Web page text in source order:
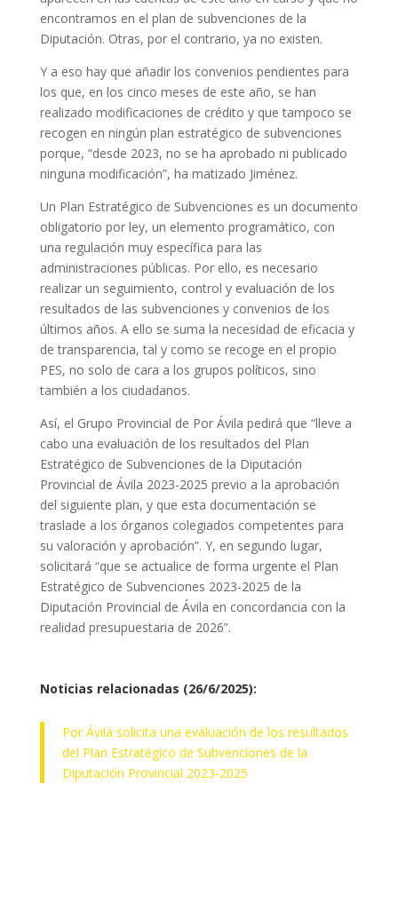
encontramos en el plan de subvenciones de la
Diputación. Otras, por el contrario, ya no existen.
Y a eso hay que añadir los convenios pendientes para
los que, en los cinco meses de este año, se han
realizado modificaciones de crédito y que tampoco se
recogen en ningún plan estratégico de subvenciones
porque, “desde 2023, no se ha aprobado ni publicado
ninguna modificación”, ha matizado Jiménez.
Un Plan Estratégico de Subvenciones es un documento
obligatorio por ley, un elemento programático, con
una regulación muy específica para las
administraciones públicas. Por ello, es necesario
realizar un seguimiento, control y evaluación de los
resultados de las subvenciones y convenios de los
últimos años. A ello se suma la necesidad de eficacia y
de transparencia, tal y como se recoge en el propio
PES, no solo de cara a los grupos políticos, sino
también a los ciudadanos.
Así, el Grupo Provincial de Por Ávila pedirá que “lleve a
cabo una evaluación de los resultados del Plan
Estratégico de Subvenciones de la Diputación
Provincial de Ávila 2023-2025 previo a la aprobación
del siguiente plan, y que esta documentación se
traslade a los órganos colegiados competentes para
su valoración y aprobación”. Y, en segundo lugar,
solicitará “que se actualice de forma urgente el Plan
Estratégico de Subvenciones 2023-2025 de la
Diputación Provincial de Ávila en concordancia con la
realidad presupuestaria de 2026”.
Noticias relacionadas (26/6/2025):
Por Ávila solicita una evaluación de los resultados
del Plan Estratégico de Subvenciones de la
Diputación Provincial 2023-2025